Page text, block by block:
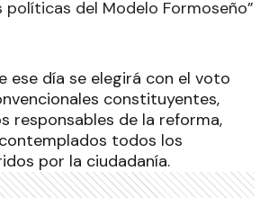
políticas del Modelo Formoseño”
ese día se elegirá con el voto
constituyentes,
responsables de la reforma,
todos los
por la ciudadanía.